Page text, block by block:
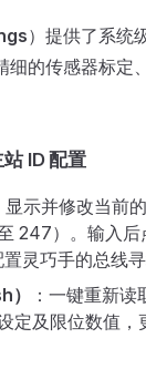
）提供了系统
细的传感器标定
ID 配置
显示并修改当前
247）。输入后
灵巧手的总线寻
：一键重新
定及限位数值，